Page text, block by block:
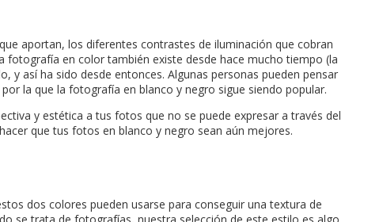
aportan, los diferentes contrastes de iluminación que cobran
en color también existe desde hace mucho tiempo (la
así ha sido desde entonces. Algunas personas pueden pensar
la que la fotografía en blanco y negro sigue siendo popular.
y estética a tus fotos que no se puede expresar a través del
que tus fotos en blanco y negro sean aún mejores.
dos colores pueden usarse para conseguir una textura de